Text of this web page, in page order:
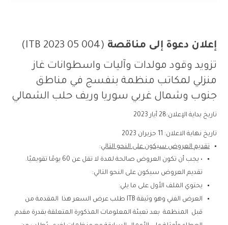
إعلان دعوة إلى مناقصة (ITB 2023 05 004)
تزويد وقود مولدات وآليات واسطوانات غاز
منزلي لمكاتب منظمة بنفسج في مناطق
جنوب وشمال غربي سوريا وريف حلب الشمالي
تاريخ بداية الإعلان:28 أيار 2023
تاريخ نهاية الاعلان: 11 حزيران 2023
تقديم العروض سيكون على النحو التالي:
• يجب أن تكون العروض صالحة لمدة لا تقل عن 60 يومًا تقويميًا.
تقديم العروض سيكون على النحو التالي:
يحتوي الملف الأول على ما يلي:
العرض الفني وهو وثيقة ITB طلب عرض السعر هذا المقدمة من
قبل المنظمة بعد تعبئة المعلومات المذكورة المتعلقة بقدرة مقدم